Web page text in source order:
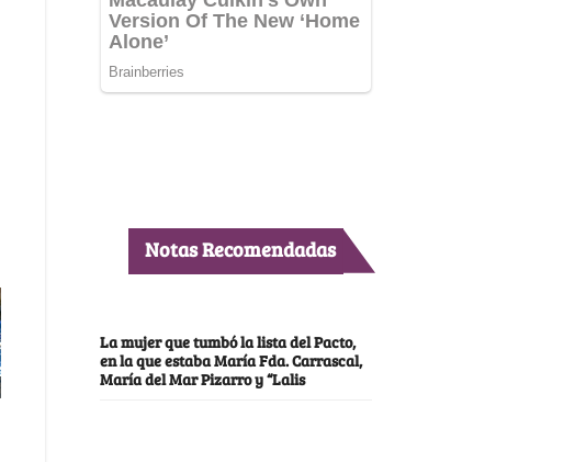
Notas Recomendadas
La mujer que tumbó la lista del Pacto,
en la que estaba María Fda. Carrascal,
María del Mar Pizarro y “Lalis